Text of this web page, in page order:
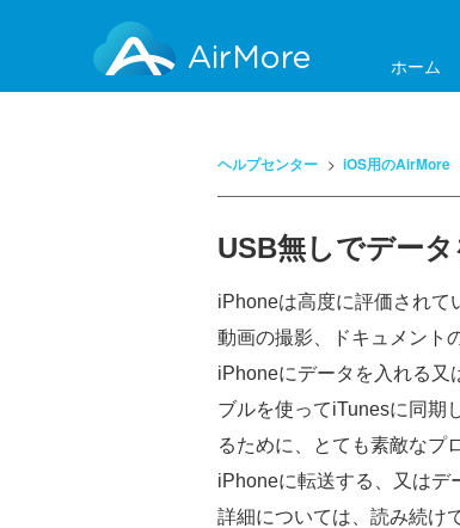
AirMore ホーム
ヘルプセンター iOS用のAirMore
USB無しでデー
iPhoneは高度に評価されて
動画の撮影、ドキュメント
iPhoneにデータを入れる又
ブルを使ってiTunesに同期
るために、とても素敵なプ
iPhoneに転送する、又はデ
詳細については、読み続け